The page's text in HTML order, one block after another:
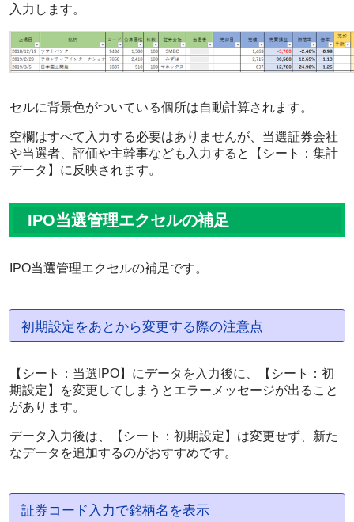
入力します。
セルに背景色がついている個所は自動計算されます。
空欄はすべて入力する必要はありませんが、当選証券会社
や当選者、評価や主幹事なども入力すると【シート：集計
データ】に反映されます。
IPO当選管理エクセルの補足
IPO当選管理エクセルの補足です。
初期設定をあとから変更する際の注意点
【シート：当選IPO】にデータを入力後に、【シート：初
期設定】を変更してしまうとエラーメッセージが出ること
があります。
データ入力後は、【シート：初期設定】は変更せず、新た
なデータを追加するのがおすすめです。
証券コード入力で銘柄名を表示